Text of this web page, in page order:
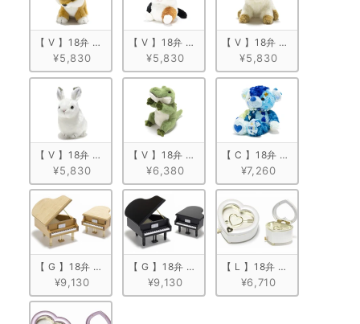
【 V 】18弁 ぬいぐるみオルゴール　柴犬
¥5,830
【 V 】18弁 ぬいぐるみオルゴール　ミケネコ
¥5,830
【 V 】18弁 ぬいぐるみオル
¥5,830
【 V 】18弁 ぬいぐるみオルゴール　うさぎ
¥5,830
【 V 】18弁 ぬいぐるみオルゴール　ワニ
¥6,380
【 C 】18弁 ぬいぐるみオル
¥7,260
【 G 】18弁 木製グランドピアノ型　ナチュラル
¥9,130
【 G 】18弁 木製グランドピアノ型　ブラック
¥9,130
【 L 】18弁 ハート型宝石箱
¥6,710